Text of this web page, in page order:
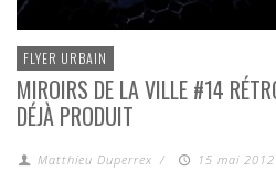
FLYER URBAIN
MIROIRS DE LA VILLE #14
DÉJÀ PRODUIT
Matthieu Duperrex / 15 mai 2012